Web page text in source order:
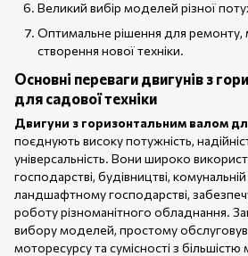
Великий вибір моделей різної
Оптимальне рішення для ремонту,
створення нової техніки.
Основні переваги двигунів з
для садової техніки
Двигуни з горизонтальним валом
поєднують високу потужність,
універсальність. Вони широко
господарстві, будівництві,
ландшафтному господарстві,
роботу різноманітного обладнання.
вибору моделей, простому
моторесурсу та сумісності з більшістю